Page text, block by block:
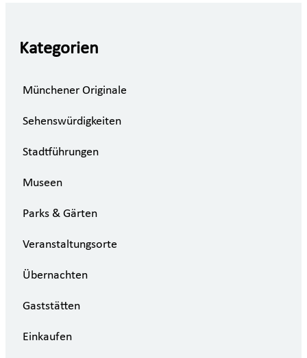
Kategorien
Münchener Originale
Sehenswürdigkeiten
Stadtführungen
Museen
Parks & Gärten
Veranstaltungsorte
Übernachten
Gaststätten
Einkaufen